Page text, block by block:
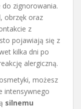
zignorowania.
, obrzęk oraz
z
pojawiają się z
kilka dni po
alergiczną.
możesz
intensywnego
silnemu